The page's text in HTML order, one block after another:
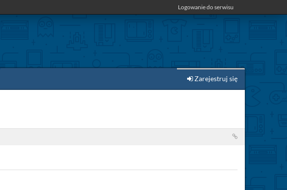
Logowanie do serwisu
Zarejestruj się